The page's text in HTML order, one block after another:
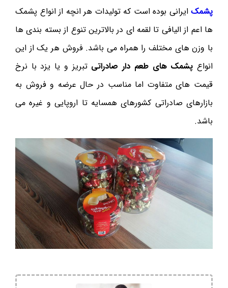
پشمک ایرانی بوده است که تولیدات هر انچه از انواع پشمک
ها اعم از الیافی تا لقمه ای در بالاترین تنوع از بسته بندی ها
با وزن های مختلف را همراه می باشد. فروش هر یک از این
انواع پشمک های طعم دار صادراتی تبریز و یا یزد با نرخ
قیمت های متفاوت اما مناسب در حال عرضه و فروش به
بازارهای صادراتی کشورهای همسایه تا اروپایی و غیره می
باشد.